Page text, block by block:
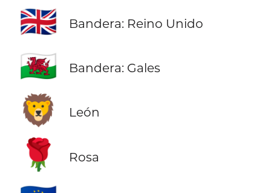
🇬🇧 Bandera: Reino Unido
🏴󠁧󠁢󠁷󠁬󠁳󠁿 Bandera: Gales
🦁 León
🌹 Rosa